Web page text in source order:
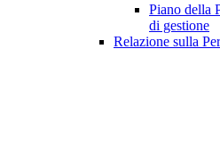
Piano della
di gestione
Relazione sulla